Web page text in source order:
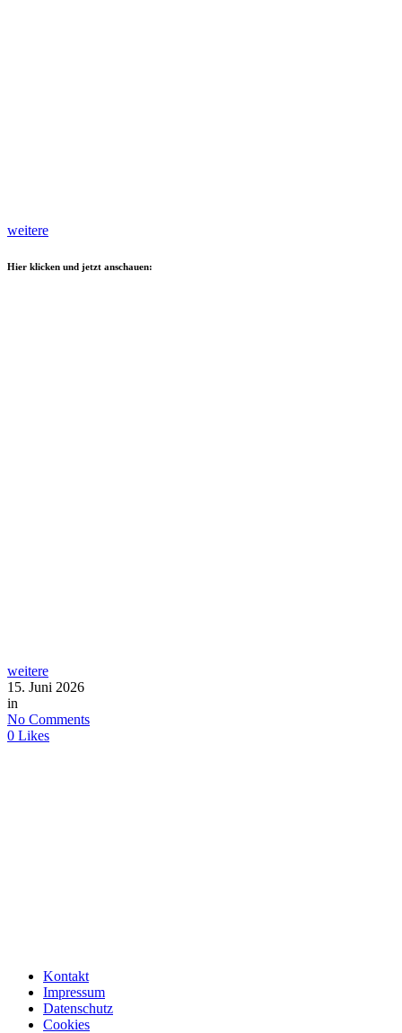
weitere
Hier klicken und jetzt anschauen:
weitere
15. Juni 2026
in
No Comments
0 Likes
Kontakt
Impressum
Datenschutz
Cookies